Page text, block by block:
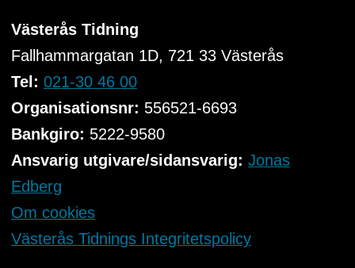
Västerås Tidning
Fallhammargatan 1D, 721 33Västerås
Tel: 021-30 46 00
Organisationsnr: 556521-6693
Bankgiro: 5222-9580
Ansvarig utgivare/sidansvarig: Jonas
Edberg
Om cookies
Västerås Tidnings Integritetspolicy